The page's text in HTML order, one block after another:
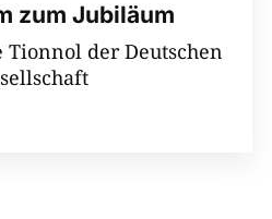
zum Jubiläum
Tionnol der Deutschen